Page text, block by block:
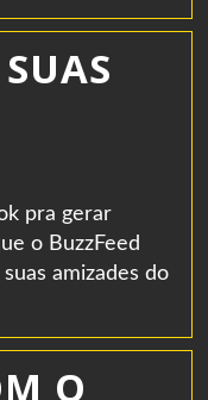
pra gerar
o BuzzFeed
amizades do
O